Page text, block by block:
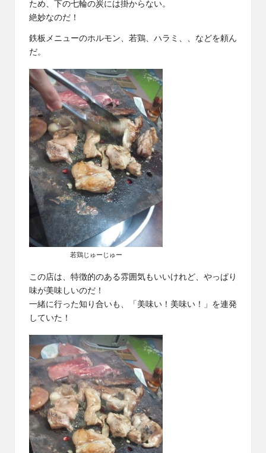
ため、下の七輪の炭には掛からない。
絶妙なのだ！
鉄板メニューのホルモン、若鶏、ハラミ、、などを頼ん
だ。
若鶏じゅーじゅー
この店は、特徴的のある雰囲気もいいけれど、やっぱり
味が美味しいのだ！
一緒に行った知り合いも、「美味い！美味い！」を連発
していた！